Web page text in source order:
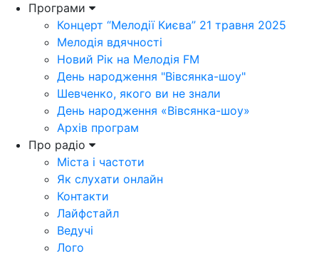
Програми
Концерт “Мелодії Києва” 21 травня 2025
Мелодія вдячності
Новий Рік на Мелодія FM
День народження "Вівсянка-шоу"
Шевченко, якого ви не знали
День народження «Вівсянка-шоу»
Архів програм
Про радіо
Міста і частоти
Як слухати онлайн
Контакти
Лайфстайл
Ведучі
Лого